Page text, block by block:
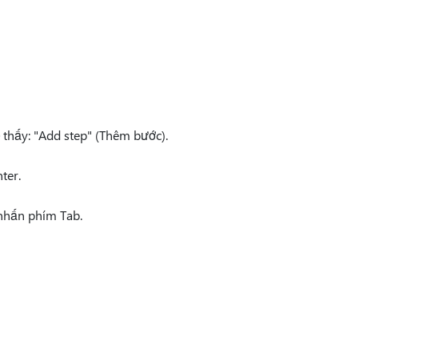
"Add step" (Thêm bước).
phím Tab.